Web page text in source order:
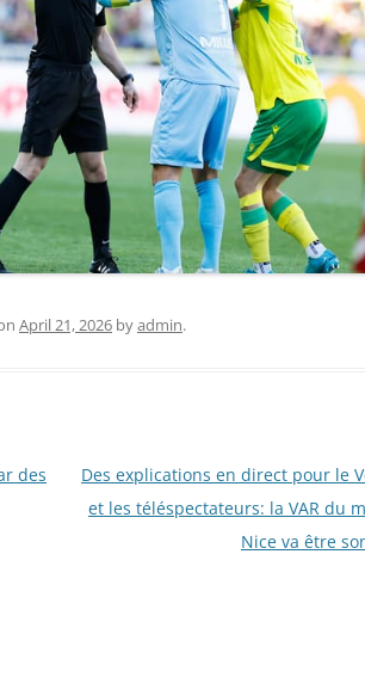
April 21, 2026 byadmin.
des
Des explications en direct pour le
et les téléspectateurs: la VAR du
Nice va être